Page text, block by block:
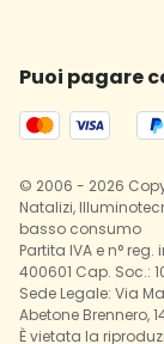
Puoi pagare
© 2006 - 2026
Natalizi,
basso consumo
Partita IVA e n° reg.
400601 Cap. Soc.:
Sede Legale: Via
Abetone Brennero,
È vietata la